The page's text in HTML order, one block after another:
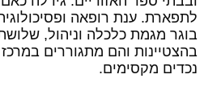
ענת רופאה ופסיכולוגית
מגמת כלכלה וניהול,
מקסימים.